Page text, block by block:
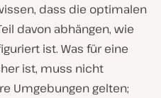
dass die optimalen
davon abhängen, wie
ist. Was für eine
ist, muss nicht
Umgebungen gelten;